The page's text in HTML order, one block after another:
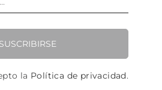
SUSCRIBIRSE
la Política de privacidad.